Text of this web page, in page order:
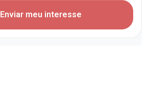
Enviar meu interesse